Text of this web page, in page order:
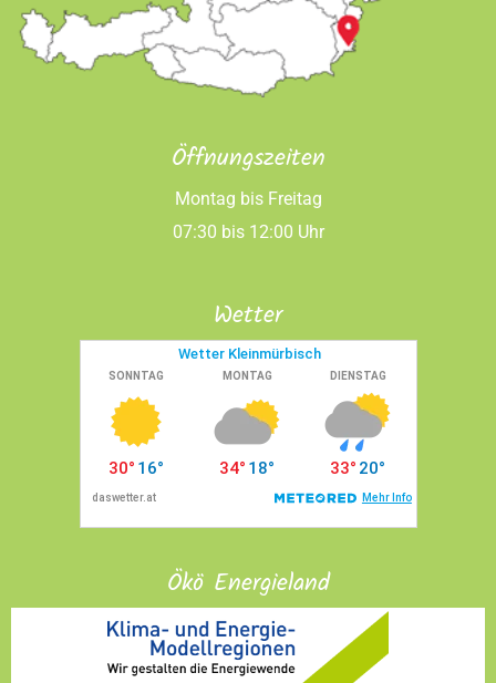
Öffnungszeiten
Montag bis Freitag
07:30 bis 12:00 Uhr
Wetter
Ökö Energieland